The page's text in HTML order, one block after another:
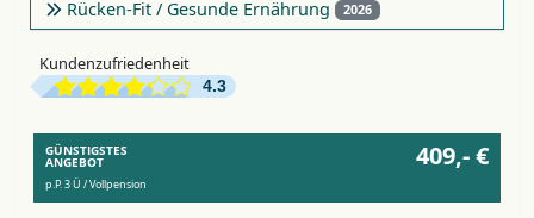
Rücken-Fit / Gesunde Ernährung 2026
Kundenzufriedenheit
4.3
GÜNSTIGSTES
ANGEBOT 409,- €
p.P. 3 Ü / Vollpension